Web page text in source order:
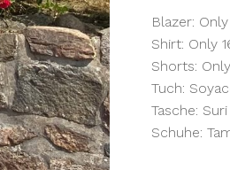
Blazer:
Shirt: Only
Shorts:
Tuch:
Tasche:
Schuhe: